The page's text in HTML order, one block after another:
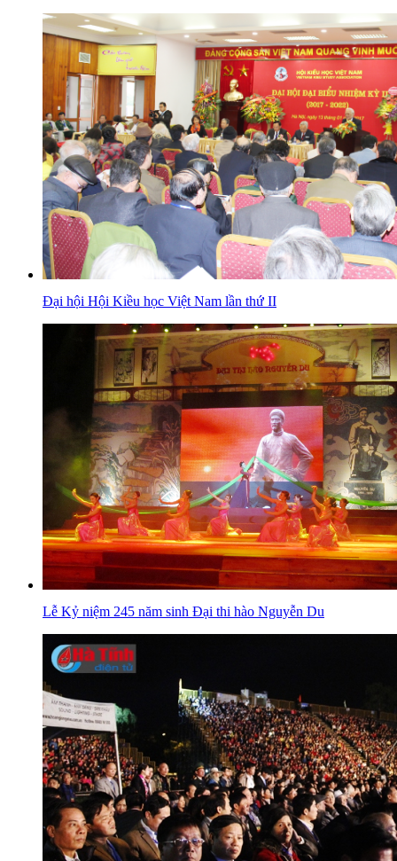
Đại hội Hội Kiều học Việt Nam lần thứ II
Lễ Kỷ niệm 245 năm sinh Đại thi hào Nguyễn Du